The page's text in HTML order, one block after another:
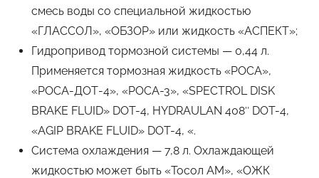
смесь воды со специальной жидкостью
«ГЛАССОЛ», «ОБЗОР» или жидкость «АСПЕКТ»;
Гидропривод тормозной системы — 0,44 л.
Применяется тормозная жидкость «РОСА»,
«РОСА-ДОТ-4», «РОСА-3», «SPECTROL DISK
BRAKE FLUID» DOT-4, HYDRAULAN 408″ DOT-4,
«AGIP BRAKE FLUID» DOT-4, «.
Система охлаждения — 7,8 л. Охлаждающей
жидкостью может быть «Тосол AM», «ОЖК